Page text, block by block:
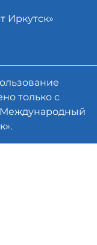
Иркутск»
только с